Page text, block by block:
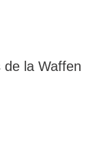
de la Waffen